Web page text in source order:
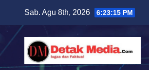
content
Sab. Agu 8th, 2026 6:23:16 PM